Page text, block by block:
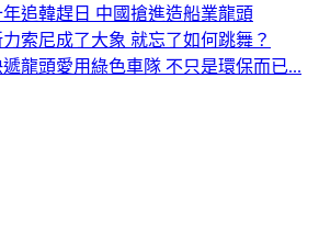
年追韓趕日 中國搶進造船業龍頭
索尼成了大象 就忘了如何跳舞？
遞龍頭愛用綠色車隊 不只是環保而已...